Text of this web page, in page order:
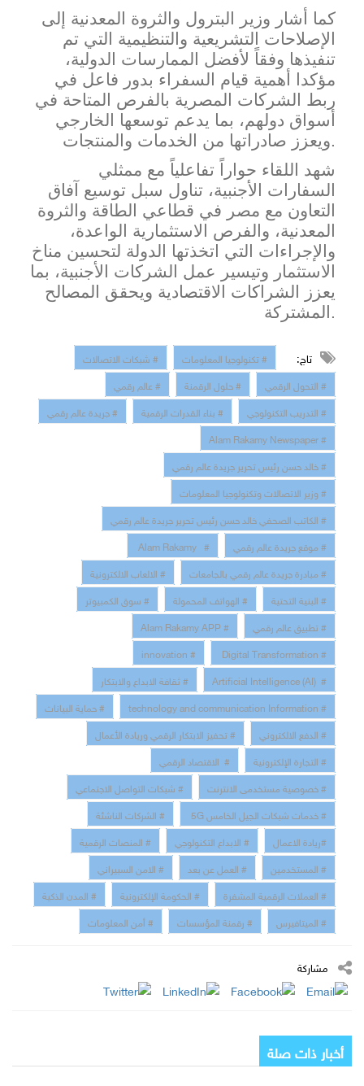
كما أشار وزير البترول والثروة المعدنية إلى
الإصلاحات التشريعية والتنظيمية التي تم
تنفيذها وفقاً لأفضل الممارسات الدولية،
مؤكدا أهمية قيام السفراء بدور فاعل في
ربط الشركات المصرية بالفرص المتاحة في
أسواق دولهم، بما يدعم توسعها الخارجي
ويعزز صادراتها من الخدمات والمنتجات.
شهد اللقاء حواراً تفاعلياً مع ممثلي
السفارات الأجنبية، تناول سبل توسيع آفاق
التعاون مع مصر في قطاعي الطاقة والثروة
المعدنية، والفرص الاستثمارية الواعدة،
والإجراءات التي اتخذتها الدولة لتحسين مناخ
الاستثمار وتيسير عمل الشركات الأجنبية، بما
يعزز الشراكات الاقتصادية ويحقق المصالح
المشتركة.
تاج: # تكنولوجيا المعلومات
# شبكات الاتصالات
# التحول الرقمي
# حلول الرقمنة
# عالم رقمي
# التدريب التكنولوجي
# بناء القدرات الرقمية
# جريدة عالم رقمي
# Alam Rakamy Newspaper
# خالد حسن رئيس تحرير جريدة عالم رقمي
# وزير الاتصالات وتكنولوجيا المعلومات
# الكاتب الصحفي خالد حسن رئيس تحرير جريدة عالم رقمي
# موقع جريدة عالم رقمي
# Alam Rakamy
# مبادرة جريدة عالم رقمي بالجامعات
# الالعاب الالكترونية
# البنية التحتية
# الهواتف المحمولة
# سوق الكمبيوتر
# تطبيق عالم رقمي
# Alam Rakamy APP
# Digital Transformation
# innovation
# Artificial Intelligence (AI)
# ثقافة الابداع والابتكار
# technology and communication Information
# حماية البيانات
# الدفع الالكتروني
# تحفيز الابتكار الرقمي وريادة الأعمال
# التجارة الإلكترونية
# الاقتصاد الرقمي
# خصوصية مستخدمى الانترنت
# شبكات التواصل الاجتماعي
# خدمات شبكات الجيل الخامس 5G
# الشركات الناشئة
#ريادة الاعمال
# الابداع التكنولوجي
# المنصات الرقمية
# المستخدمين
# العمل عن بعد
# الامن السبيراني
# العملات الرقمية المشفرة
# الحكومة الإلكترونية
# المدن الذكية
# الميتافيرس
# رقمنة المؤسسات # أمن المعلومات
مشاركة
أخبار ذات صلة